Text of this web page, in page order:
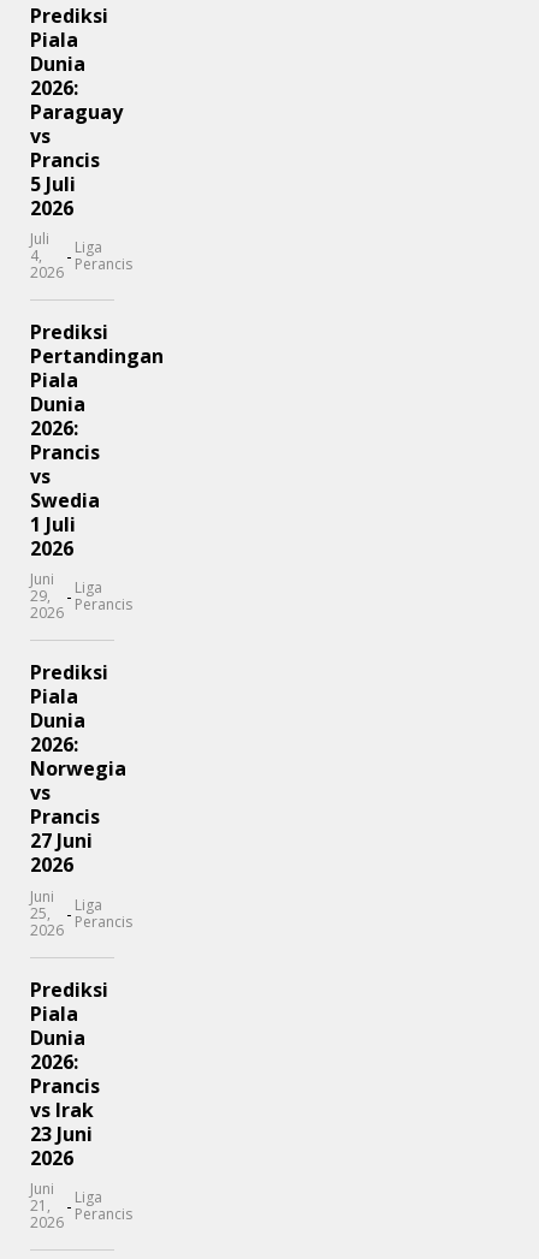
Prediksi
Piala
Dunia
2026:
Paraguay
vs
Prancis
5 Juli
2026
Juli
4,
2026
- Liga
Perancis
Prediksi
Pertandingan
Piala
Dunia
2026:
Prancis
vs
Swedia
1 Juli
2026
Juni
29,
2026
- Liga
Perancis
Prediksi
Piala
Dunia
2026:
Norwegia
vs
Prancis
27 Juni
2026
Juni
25,
2026
- Liga
Perancis
Prediksi
Piala
Dunia
2026:
Prancis
vs Irak
23 Juni
2026
Juni
21,
2026
- Liga
Perancis